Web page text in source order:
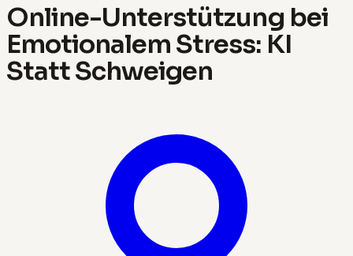
Online-Unterstützung bei
Emotionalem Stress: KI
Statt Schweigen